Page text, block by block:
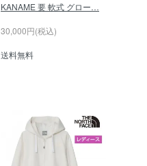
KANAME 要 軟式 グロー…
30,000円(税込)
送料無料